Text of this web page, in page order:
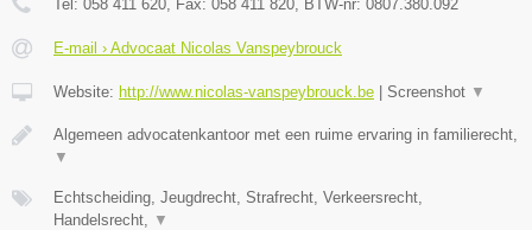
Tel: 058 411 620 , Fax: 058 411 820 , BTW-nr: 0807.380.092
E-mail › Advocaat Nicolas Vanspeybrouck
Website: http://www.nicolas-vanspeybrouck.be Screenshot ▼
Algemeen advocatenkantoor met een ruime ervaring in familierecht,
▼
Echtscheiding, Jeugdrecht, Strafrecht, Verkeersrecht,
Handelsrecht,
▼